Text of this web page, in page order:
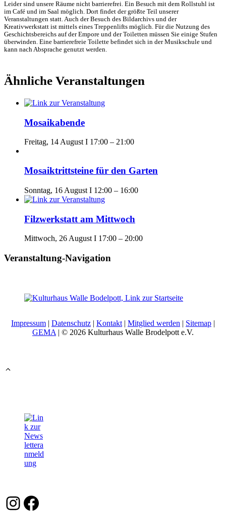
Leider sind unsere Räume nicht barrierefrei. Ein Besuch mit dem Rollstuhl ist
im Café und im Saal möglich. Dort findet der größte Teil unserer
Veranstaltungen statt. Auch der Besuch des Bildarchivs und der
Kreativwerkstatt ist mittels eines Treppenlifts möglich. Für die Nutzung des
Geschichtsbereichs auf der Empore und der Toiletten müssen Sie einige Stufen
überwinden. Eine barrierefreie Toilette befindet sich in der Musikschule und
kann nach Absprache genutzt werden.
Ähnliche Veranstaltungen
Mosaikabende
Freitag, 14 August I 17:00 – 21:00
Mosaiktrittsteine für den Garten
Sonntag, 16 August I 12:00 – 16:00
Filzwerkstatt am Mittwoch
Mittwoch, 26 August I 17:00 – 20:00
Veranstaltung-Navigation
Impressum | Datenschutz | Kontakt | Mitglied werden | Sitemap |
GEMA | © 2026 Kulturhaus Walle Brodelpott e.V.
Instagram Facebook